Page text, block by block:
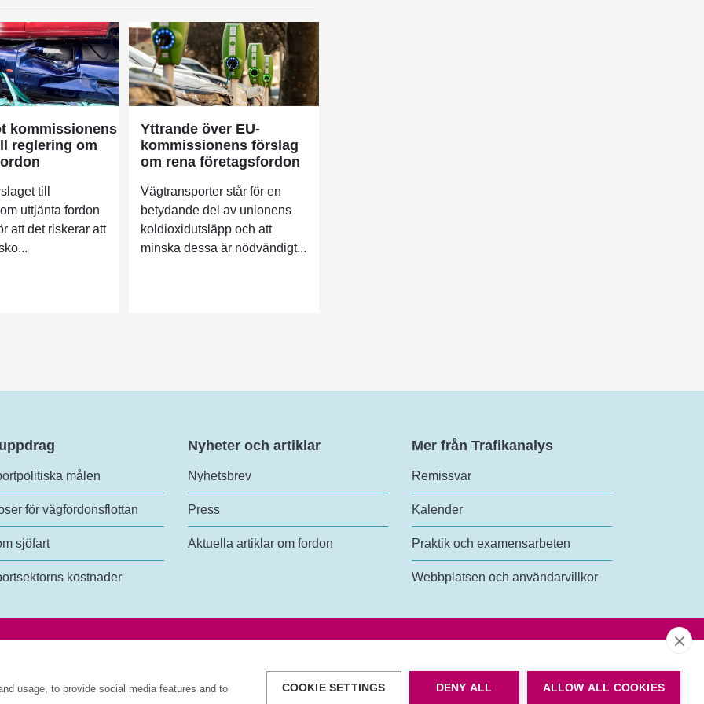
usage, to provide social media features and to COOKIE SETTINGS DENY ALL ALLOW ALL COOKIES
kommissionens
reglering om
till
uttjänta fordon
att det riskerar att
Yttrande över EU-
kommissionens förslag
om rena företagsfordon
Vägtransporter står för en
betydande del av unionens
koldioxidutsläpp och att
minska dessa är nödvändigt...
målen
för vägfordonsflottan
sjöfart
kostnader
Nyheter och artiklar
Nyhetsbrev
Press
Aktuella artiklar om fordon
Mer från Trafikanalys
Remissvar
Kalender
Praktik och examensarbeten
Webbplatsen och användarvillkor
Stockholm
trafikanalys@trafa.se
Tillgänglighetsredogörelse